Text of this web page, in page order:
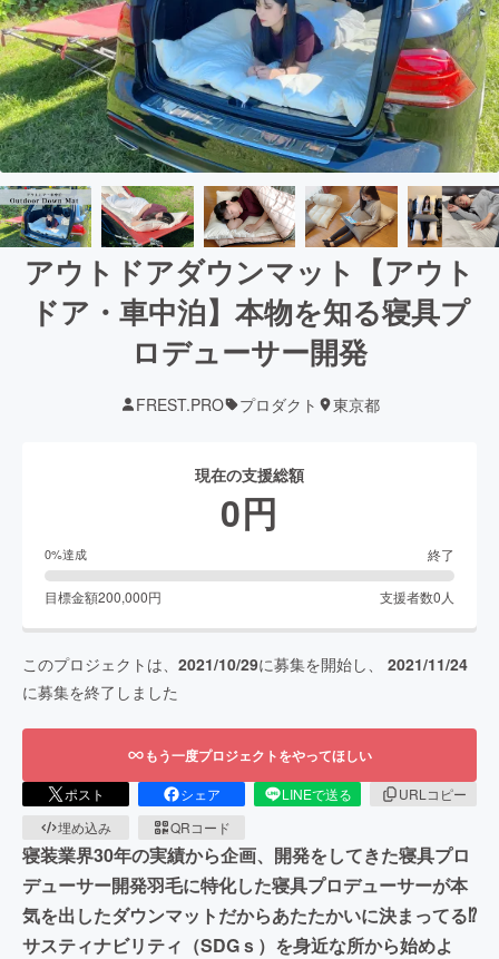
アウトドアダウンマット【アウト
ドア・車中泊】本物を知る寝具プ
ロデューサー開発
FREST.PRO プロダクト 東京都
現在の支援総額
0円
0%達成 終了
目標金額200,000円 支援者数0 人
このプロジェクトは、 2021/10/29に募集を開始し、 2021/11/24
に募集を終了しました
もう一度プロジェクトをやってほしい
ポスト シェア LINEで送る
URLコピー
埋め込み
QRコード
寝装業界30年の実績から企画、開発をしてきた寝具プロ
デューサー開発羽毛に特化した寝具プロデューサーが本
気を出したダウンマットだからあたたかいに決まってる⁉
サスティナビリティ（SDGｓ）を身近な所から始めよ